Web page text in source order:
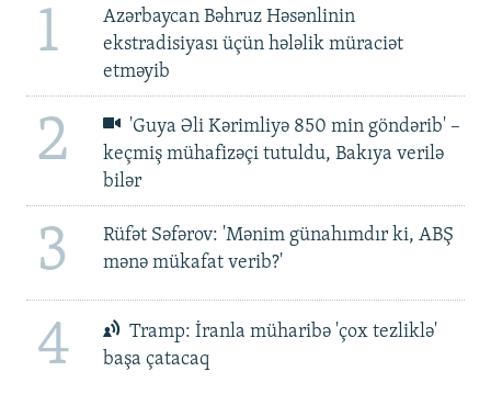
1
Azərbaycan Bəhruz Həsənlinin
ekstradisiyası üçün hələlik müraciət
etməyib
2
'Guya Əli Kərimliyə 850 min göndərib' –
keçmiş mühafizəçi tutuldu, Bakıya verilə
bilər
3
Rüfət Səfərov: 'Mənim günahımdır ki, ABŞ
mənə mükafat verib?'
4
Tramp: İranla müharibə 'çox tezliklə'
başa çatacaq